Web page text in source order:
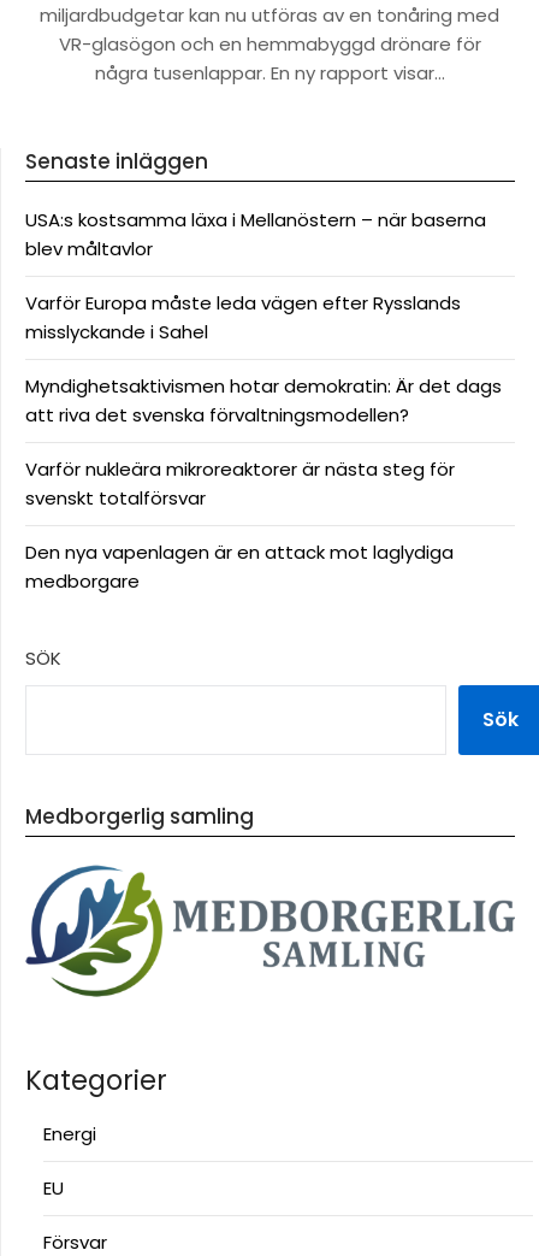
miljardbudgetar kan nu utföras av en tonåring med
VR-glasögon och en hemmabyggd drönare för
några tusenlappar. En ny rapport visar…
Senaste inläggen
USA:s kostsamma läxa i Mellanöstern – när baserna
blev måltavlor
Varför Europa måste leda vägen efter Rysslands
misslyckande i Sahel
Myndighetsaktivismen hotar demokratin: Är det dags
att riva det svenska förvaltningsmodellen?
Varför nukleära mikroreaktorer är nästa steg för
svenskt totalförsvar
Den nya vapenlagen är en attack mot laglydiga
medborgare
SÖK
Sök
Medborgerlig samling
Kategorier
Energi
EU
Försvar